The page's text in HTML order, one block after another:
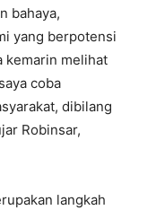
bahaya,
yang berpotensi
kemarin melihat
coba
dibilang
Robinsar,
langkah